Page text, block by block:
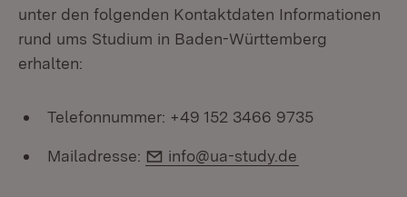
unter den folgenden Kontaktdaten Informationen
rund ums Studium in Baden-Württemberg
erhalten:
Telefonnummer: +49 152 3466 9735
Mailadresse: E-Mail:
info@ua-study.de